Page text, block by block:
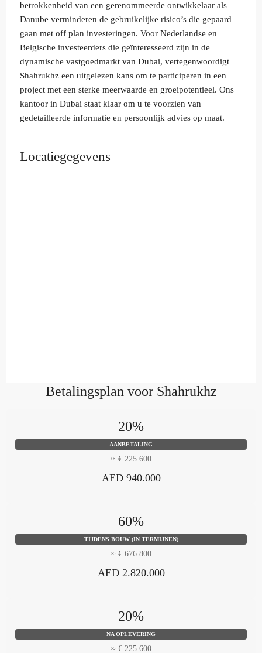
betrokkenheid van een gerenommeerde ontwikkelaar als
Danube verminderen de gebruikelijke risico’s die gepaard
gaan met off plan investeringen. Voor Nederlandse en
Belgische investeerders die geïnteresseerd zijn in de
dynamische vastgoedmarkt van Dubai, vertegenwoordigt
Shahrukhz een uitgelezen kans om te participeren in een
project met een sterke meerwaarde en groeipotentieel. Ons
kantoor in Dubai staat klaar om u te voorzien van
gedetailleerde informatie en persoonlijk advies op maat.
Locatiegegevens
Betalingsplan voor Shahrukhz
20%
AANBETALING
≈ € 225.600
AED 940.000
60%
TIJDENS BOUW (IN TERMIJNEN)
≈ € 676.800
AED 2.820.000
20%
NA OPLEVERING
≈ € 225.600